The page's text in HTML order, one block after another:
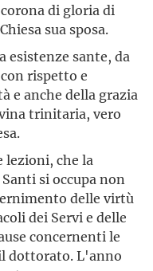
di gloria di
sua sposa.
esistenze sante, da
rispetto e
e anche della grazia
trinitaria, vero
lezioni, che la
si occupa non
delle virtù
dei Servi e delle
concernenti le
dottorato. L'anno